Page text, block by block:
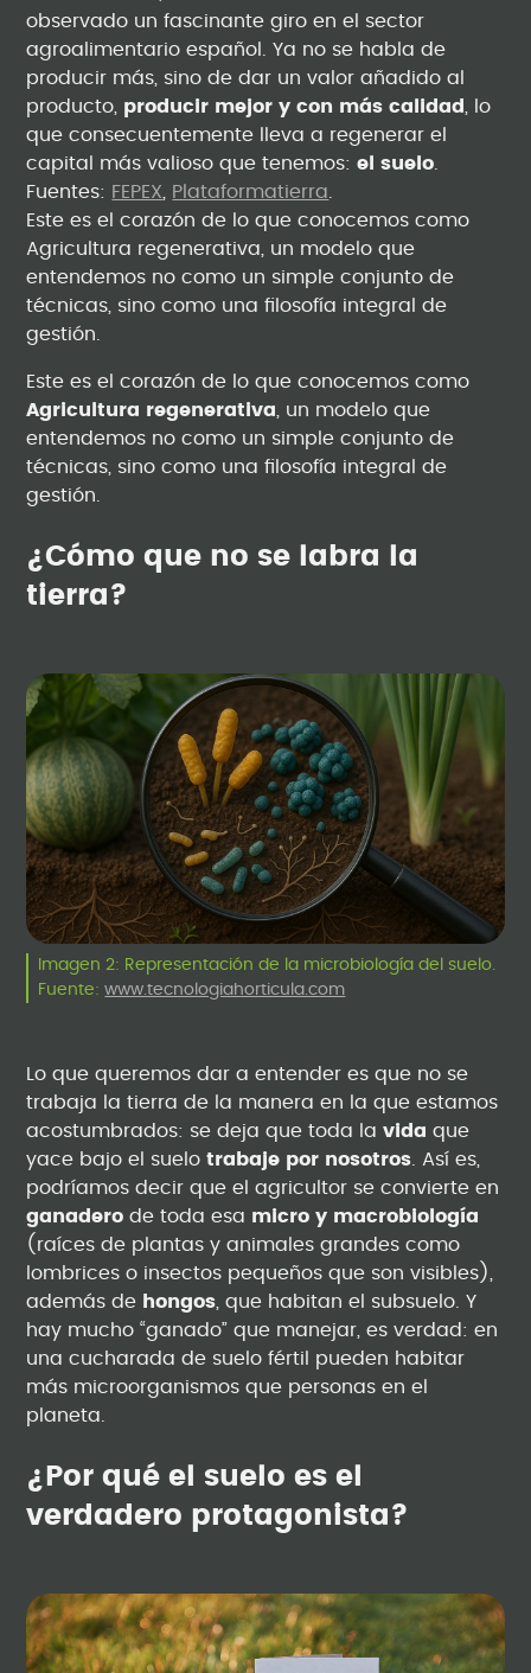
observado un fascinante giro en el sector
agroalimentario español. Ya no se habla de
producir más, sino de dar un valor añadido al
producto, producir mejor y con más calidad, lo
que consecuentemente lleva a regenerar el
capital más valioso que tenemos:el suelo.
Fuentes: FEPEX, Plataformatierra.
Este es el corazón de lo que conocemos como
Agricultura regenerativa, un modelo que
entendemos no como un simple conjunto de
técnicas, sino como una filosofía integral de
gestión.
Este es el corazón de lo que conocemos como
Agricultura regenerativa, un modelo que
entendemos no como un simple conjunto de
técnicas, sino como una filosofía integral de
gestión.
¿Cómo que no se labra la
tierra?
Imagen 2: Representación de la microbiología del suelo.
Fuente:www.tecnologiahorticula.com
Lo que queremos dar a entender es que no se
trabaja la tierra de la manera en la que estamos
acostumbrados: se deja que toda lavidaque
yace bajo el suelotrabaje por nosotros . Así es,
podríamos decir que el agricultor se convierte en
ganadero de toda esa micro y macrobiología
(raíces de plantas y animales grandes como
lombrices o insectos pequeños que son visibles),
además de hongos , que habitan el subsuelo. Y
hay mucho “ganado” que manejar, es verdad: en
una cucharada de suelo fértil pueden habitar
más microorganismos que personas en el
planeta.
¿Por qué el suelo es el
verdadero protagonista?